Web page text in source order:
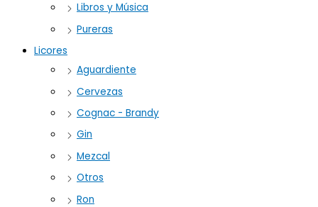
Libros y Música
Pureras
Licores
Aguardiente
Cervezas
Cognac - Brandy
Gin
Mezcal
Otros
Ron